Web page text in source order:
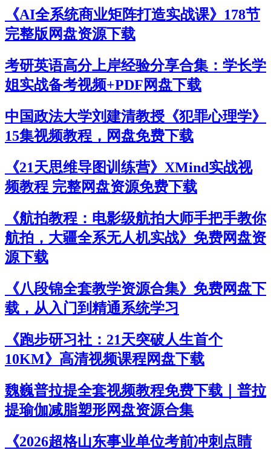
《AI全系统商业矩阵打造实战课》178节
完整版网盘资源下载
考研英语高分上岸经验分享合集：学长学
姐实战备考视频+PDF网盘下载
中国政法大学刘建清教授《犯罪心理学》
15集视频教程，网盘免费下载
《21天思维导图训练营》XMind实战视
频教程 完整网盘资源免费下载
《航拍教程：电影级航拍大师手把手教你
航拍，大疆全系无人机实战》免费网盘资
源下载
《八段锦全套教学资源合集》免费网盘下
载，从入门到精通系统学习
《跑步研习社：21天突破人生首个
10KM》高清视频课程网盘下载
魏巍普拉提全套视频教程免费下载｜普拉
提瑜伽减脂塑形网盘资源合集
《2026超格山东事业单位考前冲刺点睛